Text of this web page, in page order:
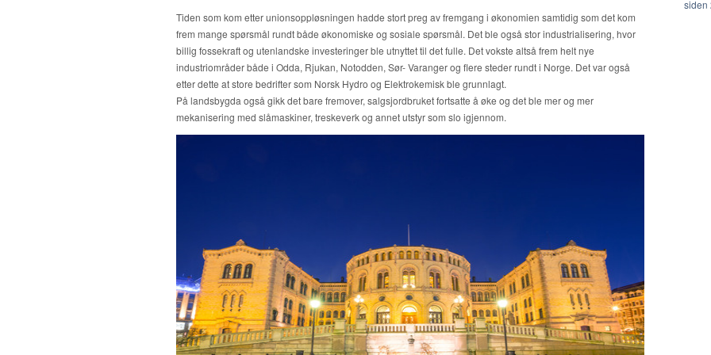
Tiden som kom etter unionsoppløsningen hadde stort preg av fremgang i økonomien samtidig som det kom
frem mange spørsmål rundt både økonomiske og sosiale spørsmål. Det ble også stor industrialisering, hvor
billig fossekraft og utenlandske investeringer ble utnyttet til det fulle. Det vokste altså frem helt nye
industriområder både i Odda, Rjukan, Notodden, Sør- Varanger og flere steder rundt i Norge. Det var også
etter dette at store bedrifter som Norsk Hydro og Elektrokemisk ble grunnlagt.
På landsbygda også gikk det bare fremover, salgsjordbruket fortsatte å øke og det ble mer og mer
mekanisering med slåmaskiner, treskeverk og annet utstyr som slo igjennom.
siden